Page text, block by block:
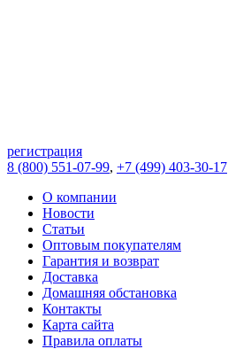
регистрация
8 (800) 551-07-99, +7 (499) 403-30-17
О компании
Новости
Статьи
Оптовым покупателям
Гарантия и возврат
Доставка
Домашняя обстановка
Контакты
Карта сайта
Правила оплаты